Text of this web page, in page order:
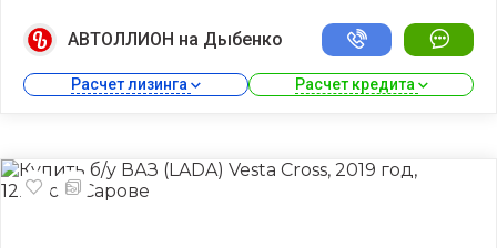
АВТОЛЛИОН на Дыбенко
Расчет лизинга Расчет кредита